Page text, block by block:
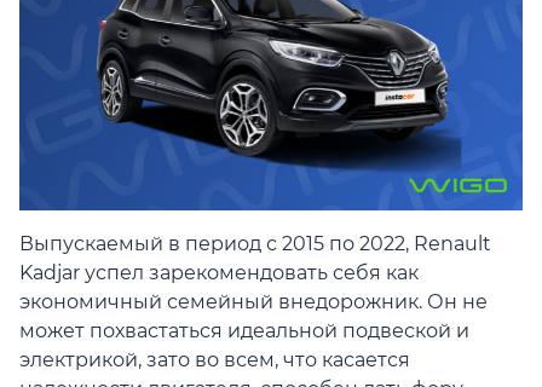
Выпускаемый в период с 2015 по 2022, Renault
Kadjar успел зарекомендовать себя как
экономичный семейный внедорожник. Он не
может похвастаться идеальной подвеской и
электрикой, зато во всем, что касается